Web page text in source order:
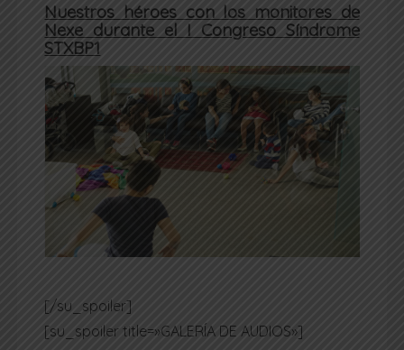
Nuestros héroes con los monitores de
Nexe durante el I Congreso Síndrome
STXBP1
[/su_spoiler]
[su_spoiler title=»GALERÍA DE AUDIOS»]